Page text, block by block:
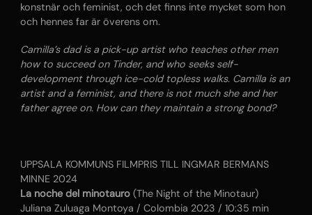
konstnär och feminist, och det finns inte mycket som hon
och hennes far är överens om.
Camilla’s dad is a pick-up artist who teaches other men
how to succeed on Tinder, and who seeks self-
development through ice-cold topless walks. Camilla is an
artist and a feminist, and there is not much she and her
father agree on. How can they maintain a strong bond?
UPPSALA KOMMUNS FILMPRIS TILL INGMAR BERMANS
MINNE 2024
La noche del minotauro(The Night of the Minotaur)
Juliana Zuluaga Montoya / Colombia 2023 / 10:35 min